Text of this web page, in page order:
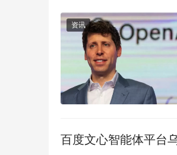
资讯
百度文心智能体平台